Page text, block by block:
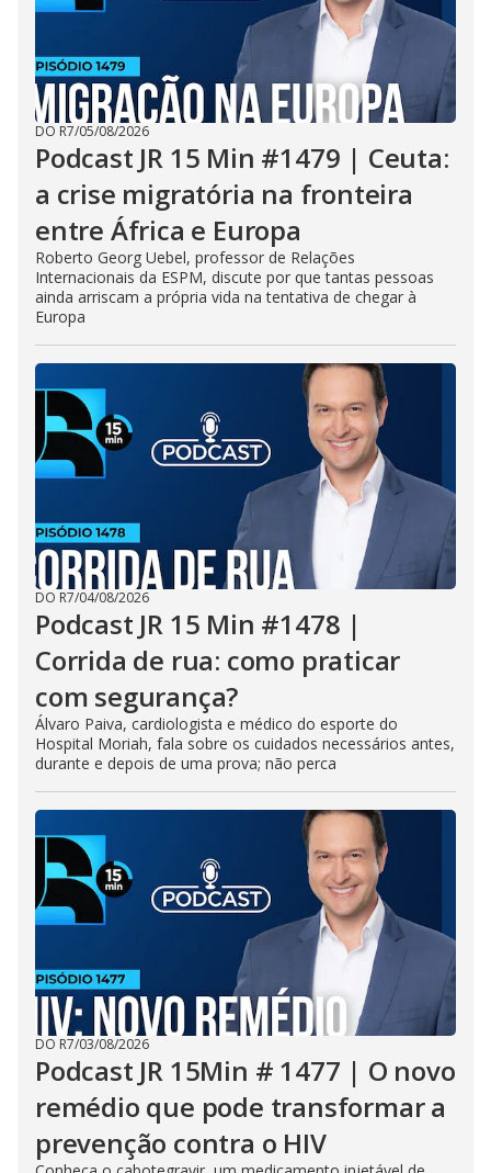
DO R7/05/08/2026
Podcast JR 15 Min #1479 | Ceuta:
a crise migratória na fronteira
entre África e Europa
Roberto Georg Uebel, professor de Relações
Internacionais da ESPM, discute por que tantas pessoas
ainda arriscam a própria vida na tentativa de chegar à
Europa
DO R7/04/08/2026
Podcast JR 15 Min #1478 |
Corrida de rua: como praticar
com segurança?
Álvaro Paiva, cardiologista e médico do esporte do
Hospital Moriah, fala sobre os cuidados necessários antes,
durante e depois de uma prova; não perca
DO R7/03/08/2026
Podcast JR 15Min # 1477 | O novo
remédio que pode transformar a
prevenção contra o HIV